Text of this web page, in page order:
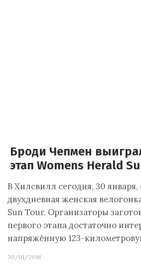
Броди Чепмен
этап Womens Herald
В Хилсвилл сегодня, 30 января,
двухдневная женская
Sun Tour. Организаторы
первого этапа достаточно
напряжённую 123-
30/01/2018